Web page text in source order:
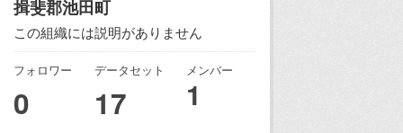
揖斐郡池田町
この組織には説明がありません
フォロワー
0
データセット
17
メンバー
1